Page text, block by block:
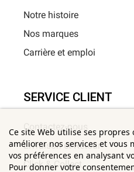
Ce site Web utilise ses
améliorer nos services et vous
vos préférences en analysant
Pour donner votre
Notre histoire
Nos marques
Carrière et emploi
SERVICE CLIENT
Contactez-nous
Livraison et Retour
Click & Collect